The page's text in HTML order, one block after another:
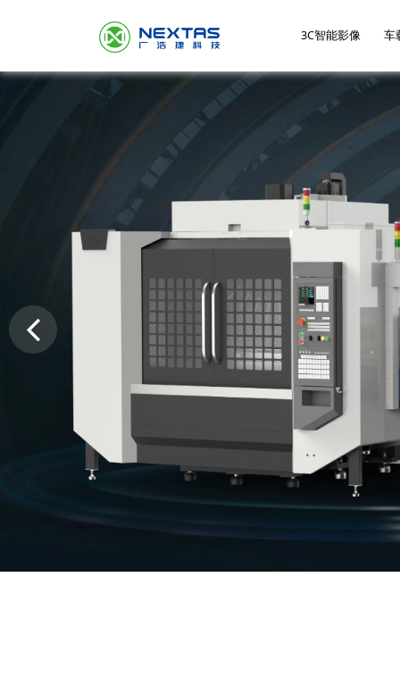
3C智能影像
摄像头AA主动对
耦合设备
车
压力传感器测试分
选系统
自动贴标设备
MFG零点定位基准
系统
公司简介
联系我们